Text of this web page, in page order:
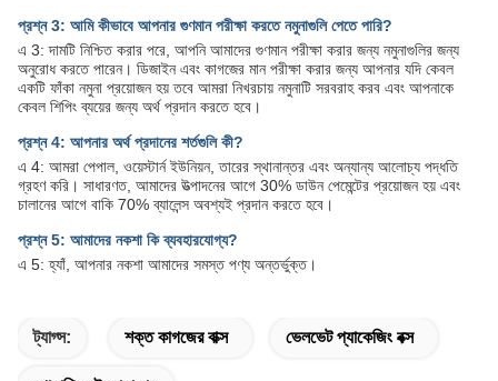
প্রশ্ন 3: আমি কীভাবে আপনার গুণমান পরীক্ষা করতে নমুনাগুলি পেতে পারি?
এ 3: দামটি নিশ্চিত করার পরে, আপনি আমাদের গুণমান পরীক্ষা করার জন্য নমুনাগুলির জন্য
অনুরোধ করতে পারেন। ডিজাইন এবং কাগজের মান পরীক্ষা করার জন্য আপনার যদি কেবল
একটি ফাঁকা নমুনা প্রয়োজন হয় তবে আমরা নিখরচায় নমুনাটি সরবরাহ করব এবং আপনাকে
কেবল শিপিং ব্যয়ের জন্য অর্থ প্রদান করতে হবে।
প্রশ্ন 4: আপনার অর্থ প্রদানের শর্তগুলি কী?
এ 4: আমরা পেপাল, ওয়েস্টার্ন ইউনিয়ন, তারের স্থানান্তর এবং অন্যান্য আলোচ্য পদ্ধতি
গ্রহণ করি। সাধারণত, আমাদের উত্পাদনের আগে 30% ডাউন পেমেন্টের প্রয়োজন হয় এবং
চালানের আগে বাকি 70% ব্যালেন্স অবশ্যই প্রদান করতে হবে।
প্রশ্ন 5: আমাদের নকশা কি ব্যবহারযোগ্য?
এ 5: হ্যাঁ, আপনার নকশা আমাদের সমস্ত পণ্য অন্তর্ভুক্ত।
ট্যাগ্স: শক্ত কাগজের বাক্স ভেলভেট প্যাকেজিং বক্স